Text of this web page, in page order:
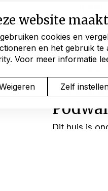
website
cookies en
en het gebruik te
Voor meer informatie
Zelf
Een
Het
voorname
Voor meer
Dit huis is